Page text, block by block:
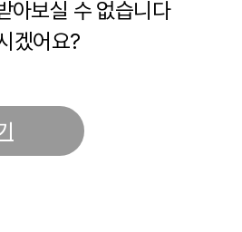
아보실 수 없습니다
겠어요?